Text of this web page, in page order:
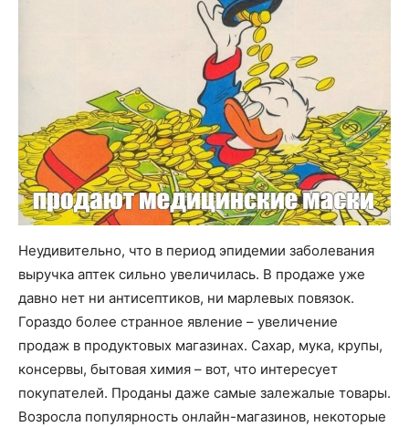
Неудивительно, что в период эпидемии заболевания
выручка аптек сильно увеличилась. В продаже уже
давно нет ни антисептиков, ни марлевых повязок.
Гораздо более странное явление – увеличение
продаж в продуктовых магазинах. Сахар, мука, крупы,
консервы, бытовая химия – вот, что интересует
покупателей. Проданы даже самые залежалые товары.
Возросла популярность онлайн-магазинов, некоторые